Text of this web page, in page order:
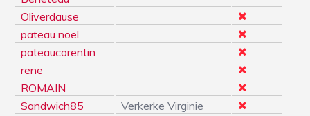
Oliverdause
pateau noel
pateaucorentin
rene
ROMAIN
Sandwich85
Verkerke Virginie